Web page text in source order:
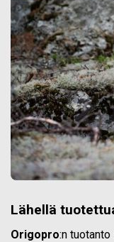
Lähellä
Origopro:n